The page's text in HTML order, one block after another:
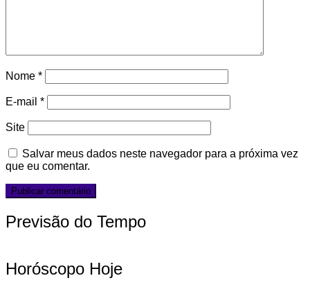
Nome *
E-mail *
Site
Salvar meus dados neste navegador para a próxima vez
que eu comentar.
Previsão do Tempo
Horóscopo Hoje